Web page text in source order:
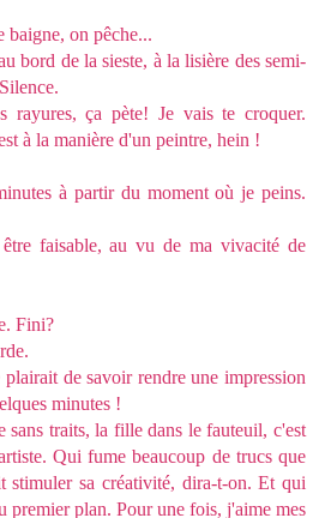
baigne, on pêche...
bord de la sieste, à la lisière des semi-
rayures, ça pète! Je vais te croquer.
à la manière d'un peintre, hein !
à partir du moment où je peins.
faisable, au vu de ma vivacité de
Fini?
de savoir rendre une impression
minutes !
sans traits, la fille dans le fauteuil, c'est
Qui fume beaucoup de trucs que
stimuler sa créativité, dira-t-on. Et qui
premier plan. Pour une fois, j'aime mes